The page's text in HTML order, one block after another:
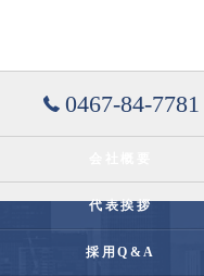
0467-84-7781
代表挨拶
採用Q&A